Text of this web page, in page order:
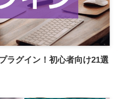
ラグイン！初心者向け21選